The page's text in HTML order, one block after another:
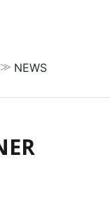
≫ NEWS